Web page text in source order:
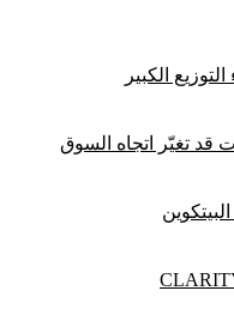
قد تغيّر اتجاه السوق